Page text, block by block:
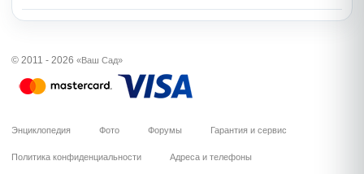
© 2011 - 2026 «Ваш Сад»
Энциклопедия Фото Форумы Гарантия и сервис
Политика конфиденциальности Адреса и телефоны